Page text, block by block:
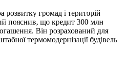
розвитку громад і територій
пояснив, що кредит 300 млн
Він розрахований для
термомодернізації будівель